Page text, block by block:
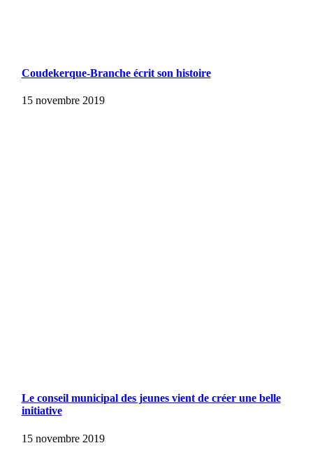
Coudekerque-Branche écrit son histoire
15 novembre 2019
Le conseil municipal des jeunes vient de créer une belle
initiative
15 novembre 2019